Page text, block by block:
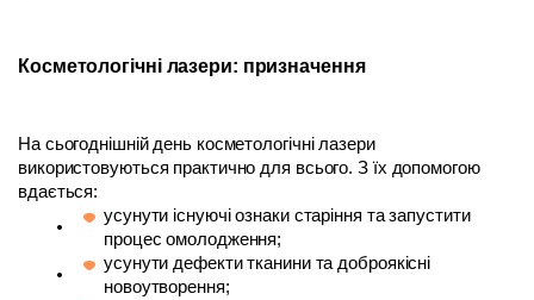
Косметологічні лазери: призначення
На сьогоднішній день косметологічні лазери
використовуються практично для всього. З їх допомогою
вдається:
усунути існуючі ознаки старіння та запустити
процес омолодження;
усунути дефекти тканини та доброякісні
новоутворення;